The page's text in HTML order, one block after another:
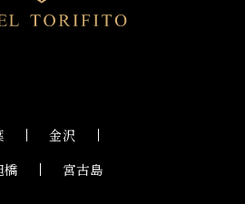
金沢
橋 宮古島